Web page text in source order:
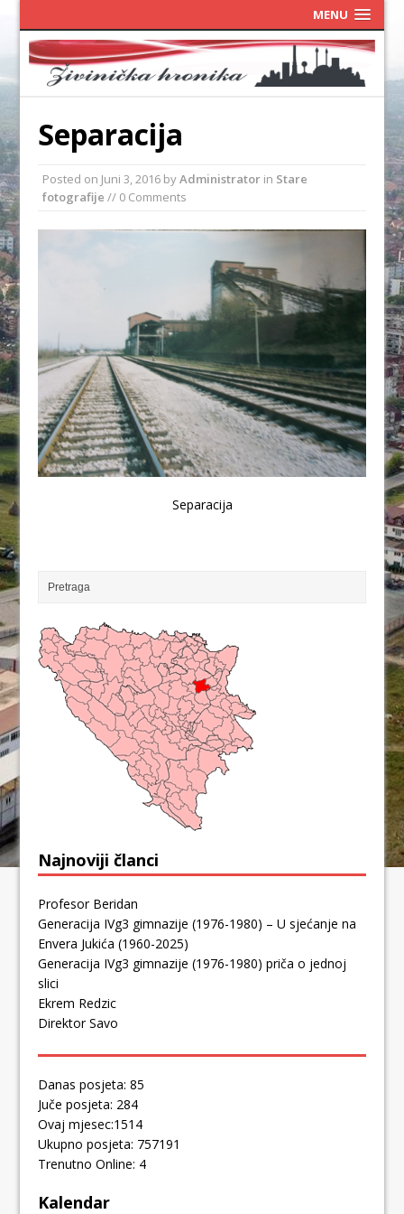
MENU
Separacija
Posted on Juni 3, 2016 byAdministrator in Stare
fotografije // 0 Comments
Separacija
Najnoviji članci
Profesor Beridan
Generacija IVg3 gimnazije (1976-1980) – U sjećanje na
Envera Jukića (1960-2025)
Generacija IVg3 gimnazije (1976-1980) priča o jednoj
slici
Ekrem Redzic
Direktor Savo
Danas posjeta: 85
Juče posjeta: 284
Ovaj mjesec:1514
Ukupno posjeta: 757191
Trenutno Online: 4
Kalendar